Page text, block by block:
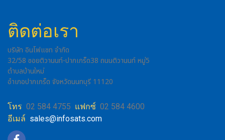
ติดต่อเรา
บริษัท อินโฟแซท จำกัด
32/58 ซอยติวานนท์-ปากเกร็ด38 ถนนติวานนท์ หมู่5
ตำบลบ้านใหม่
อำเภอปากเกร็ด จังหวัดนนทบุรี 11120
โทร 02 584 4755 แฟกซ์ 02 584 4600
อีเมล์ sales@infosats.com